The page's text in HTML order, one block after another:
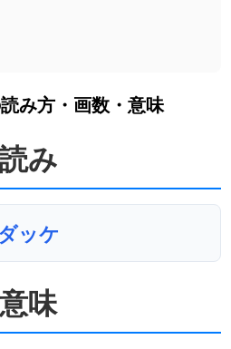
み方・画数・意味
読み
ダッケ
意味